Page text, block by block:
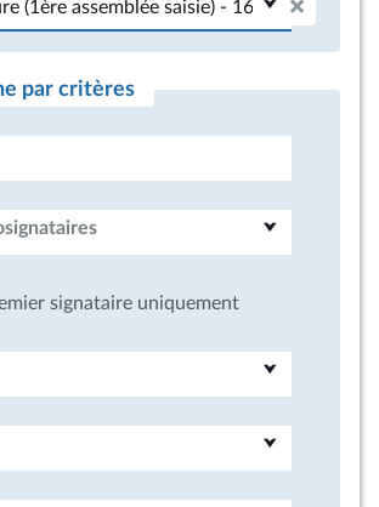
par critères
signataire uniquement